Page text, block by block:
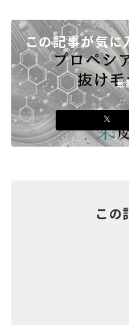
この記事が気に
最
この